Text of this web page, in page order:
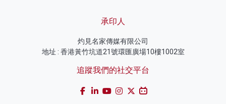
承印人
灼見名家傳媒有限公司
地址 : 香港黃竹坑道21號環匯廣場10樓1002室
追蹤我們的社交平台